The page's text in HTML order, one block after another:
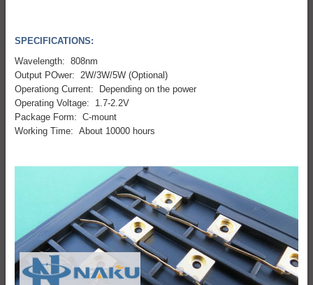
SPECIFICATIONS:
Wavelength: 808nm
Output POwer: 2W/3W/5W (Optional)
Operationg Current: Depending on the power
Operating Voltage: 1.7-2.2V
Package Form: C-mount
Working Time: About 10000 hours